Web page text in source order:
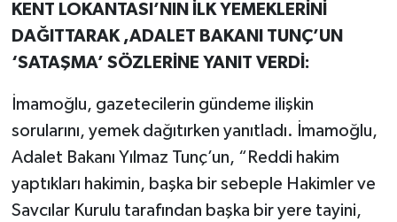
KENT LOKANTASI’NIN İLK YEMEKLERİNİ
DAĞITTARAK ,ADALET BAKANI TUNÇ’UN
‘SATAŞMA’ SÖZLERİNE YANIT VERDİ:
İmamoğlu, gazetecilerin gündeme ilişkin
sorularını, yemek dağıtırken yanıtladı. İmamoğlu,
Adalet Bakanı Yılmaz Tunç’un, “Reddi hakim
yaptıkları hakimin, başka bir sebeple Hakimler ve
Savcılar Kurulu tarafından başka bir yere tayini,